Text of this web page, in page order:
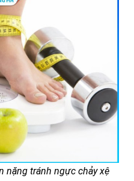
nặng tránh ngực chảy xệ